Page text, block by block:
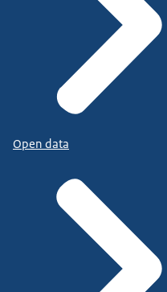
Open data